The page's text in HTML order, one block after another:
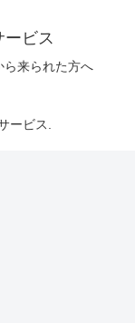
ビス
ら来られた方へ
ービス.